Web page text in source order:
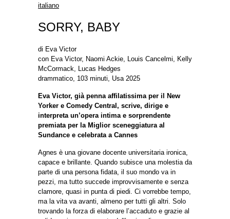
italiano
SORRY, BABY
di Eva Victor
con Eva Victor, Naomi Ackie, Louis Cancelmi, Kelly
McCormack, Lucas Hedges
drammatico, 103 minuti, Usa 2025
Eva Victor, già penna affilatissima per il New
Yorker e Comedy Central, scrive, dirige e
interpreta un’opera intima e sorprendente
premiata per la Miglior sceneggiatura al
Sundance e celebrata a Cannes
Agnes è una giovane docente universitaria ironica,
capace e brillante. Quando subisce una molestia da
parte di una persona fidata, il suo mondo va in
pezzi, ma tutto succede improvvisamente e senza
clamore, quasi in punta di piedi. Ci vorrebbe tempo,
ma la vita va avanti, almeno per tutti gli altri. Solo
trovando la forza di elaborare l’accaduto e grazie al